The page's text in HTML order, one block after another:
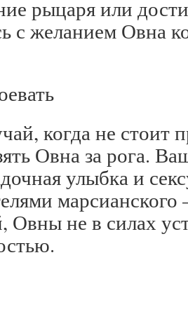
рыцаря или
с желанием Овна
когда не стоит
Овна за рога.
улыбка и
Овны не в силах